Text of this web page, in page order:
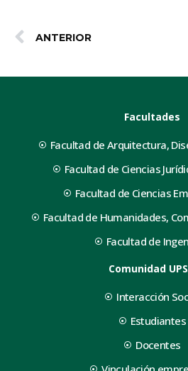
ANTERIOR
Facultades
Facultad de Arquitectura,
Facultad de Ciencias
Facultad de Ciencias
Facultad de Humanidades,
Facultad de
Comunidad
Interacción
Estudiantes
Docentes